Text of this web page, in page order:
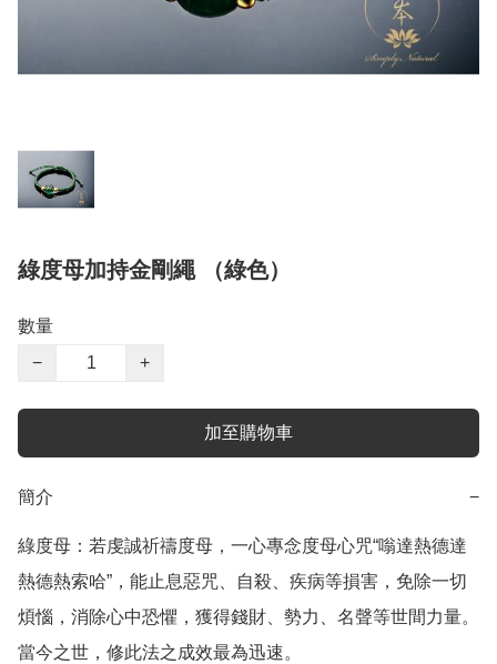
綠度母加持金剛繩 （綠色）
數量
−
+
加至購物車
簡介 −
綠度母：若虔誠祈禱度母，一心專念度母心咒“嗡達熱德達
熱德熱索哈”，能止息惡咒、自殺、疾病等損害，免除一切
煩惱，消除心中恐懼，獲得錢財、勢力、名聲等世間力量。
當今之世，修此法之成效最為迅速。